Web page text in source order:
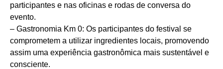
participantes e nas oficinas e rodas de conversa do
evento.
– Gastronomia Km 0: Os participantes do festival se
comprometem a utilizar ingredientes locais, promovendo
assim uma experiência gastronômica mais sustentável e
consciente.